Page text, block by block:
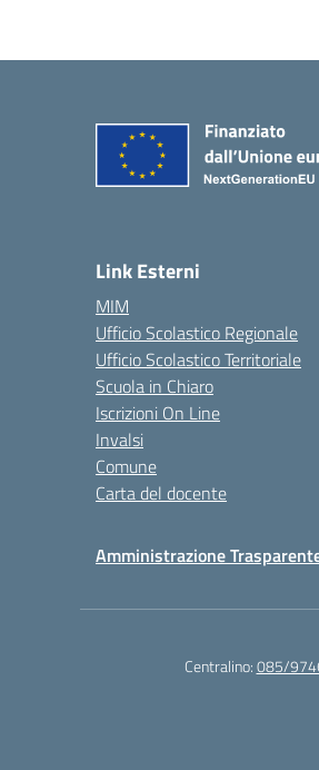
Link Esterni
MIM
Ufficio Scolastico Regionale
Ufficio Scolastico Territoriale
Scuola in Chiaro
Iscrizioni On Line
Invalsi
Comune
Carta del docente
Amministrazione
Centralino:085/